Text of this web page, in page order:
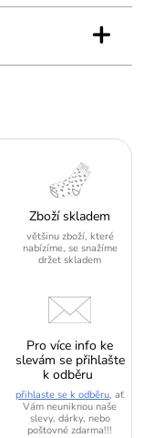
+
Zboží skladem
většinu zboží, které
nabízíme, se snažíme
držet skladem
Pro více info ke
slevám se přihlašte
k odběru
přihlaste se k odběru, ať
Vám neuniknou naše
slevy, dárky, nebo
poštovné zdarma!!!